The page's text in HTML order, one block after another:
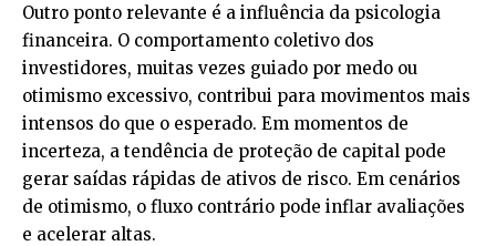
Outro ponto relevante é a influência da psicologia
financeira. O comportamento coletivo dos
investidores, muitas vezes guiado por medo ou
otimismo excessivo, contribui para movimentos mais
intensos do que o esperado. Em momentos de
incerteza, a tendência de proteção de capital pode
gerar saídas rápidas de ativos de risco. Em cenários
de otimismo, o fluxo contrário pode inflar avaliações
e acelerar altas.